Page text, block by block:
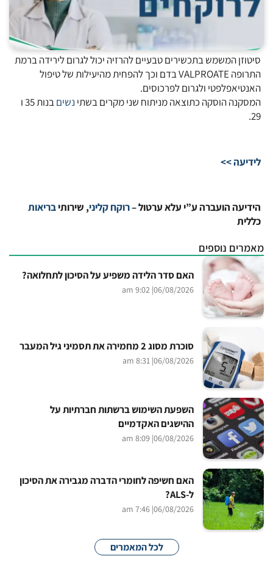
סיטוזן המשמש בתכשירים טבעיים להרזיה יכול לגרום לירידה ברמת
התרופה VALPROATE בדם וכך להפחית מהיעילות של טיפול
האנטיאפלפטי ולגרום לפרכוסים.
המסקנה הוסקה כתוצאה מניתוח שני מקרים בשתי נשים
בנות 35 ו
29.
לידיעה >>
הידיעה הועברה ע”י עלא ערטול –רוקח קליני, שירותיבריאות
כללית
מאמרים נוספים
האם סדר הלידה משפיע על הסיכון לתחלואה?
06/08/2026
| 9:02 am
סוכרת מסוג 2 מחמירה את תסמיני גיל המעבר
06/08/2026
| 8:31 am
השפעת השימוש ברשתות חברתיות על
ההישגים האקדמיים
06/08/2026
| 8:09 am
האם חשיפה לחומרי הדברה מגבירה את הסיכון
ל-ALS?
06/08/2026
| 7:46 am
לכל המאמרים